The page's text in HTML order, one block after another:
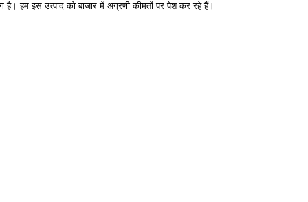
है। हम इस उत्पाद को बाजार में अग्रणी कीमतों पर पेश कर रहे हैं।